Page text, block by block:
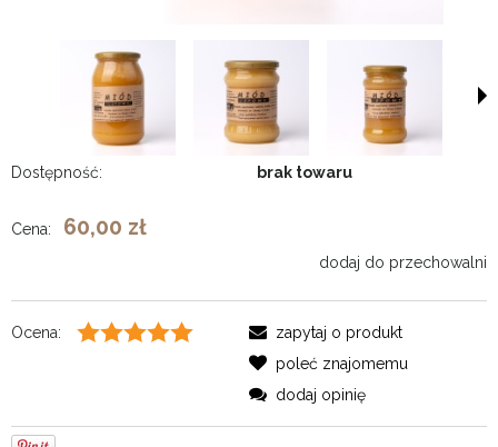
Dostępność: brak towaru
Cena: 60,00 zł
dodaj do przechowalni
Ocena:
zapytaj o produkt
poleć znajomemu
dodaj opinię